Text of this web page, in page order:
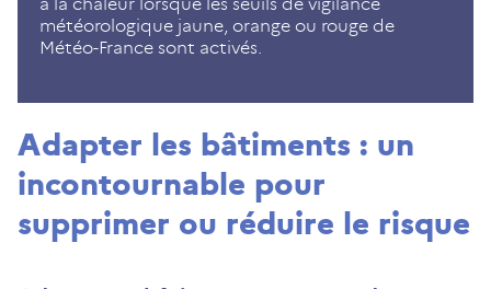
météorologique jaune, orange ou rouge de
Météo-France sont activés.
Adapter les bâtiments : un
incontournable pour
supprimer ou réduire le risque